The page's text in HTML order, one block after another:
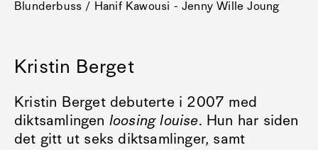
Blunderbuss / Hanif Kawousi - Jenny Wille Joung
Kristin Berget
Kristin Berget debuterte i 2007 med
diktsamlingen loosing louise. Hun har siden
det gitt ut seks diktsamlinger, samt